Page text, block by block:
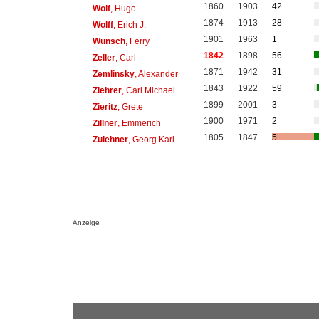
Wolf, Hugo 1860 1903
42
Wolff, Erich J. 1874 1913
28
Wunsch, Ferry 1901 1963
1
Zeller, Carl 1842 1898
56
Zemlinsky, Alexander 1871 1942
31
Ziehrer, Carl Michael 1843 1922
59
Zieritz, Grete 1899 2001
3
Zillner, Emmerich 1900 1971
2
Zulehner, Georg Karl 1805 1847 5
Anzeige